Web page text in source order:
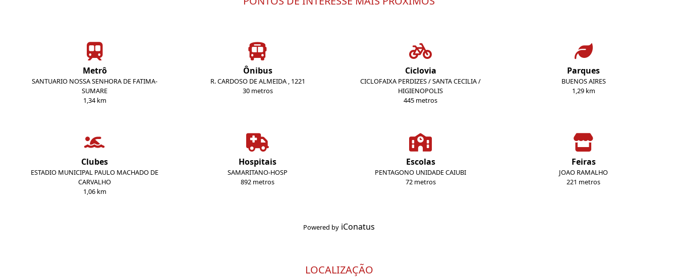
Metrô
SANTUARIO NOSSA SENHORA DE FATIMA-
SUMARE
1,34 km
Ônibus
R. CARDOSO DE ALMEIDA , 1221
30 metros
Ciclovia
CICLOFAIXA PERDIZES / SANTA CECILIA /
HIGIENOPOLIS
445 metros
Parques
BUENOS AIRES
1,29 km
Clubes
ESTADIO MUNICIPAL PAULO MACHADO DE
CARVALHO
1,06 km
Hospitais
SAMARITANO-HOSP
892 metros
Escolas
PENTAGONO UNIDADE CAIUBI
72 metros
Feiras
JOAO RAMALHO
221 metros
Powered by iConatus
LOCALIZAÇÃO